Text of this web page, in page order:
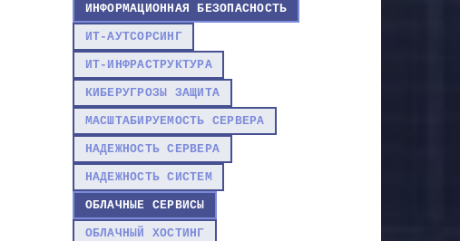
ИНФОРМАЦИОННАЯ БЕЗОПАСНОСТЬ
ИТ-АУТСОРСИНГ
ИТ-ИНФРАСТРУКТУРА
КИБЕРУГРОЗЫ ЗАЩИТА
МАСШТАБИРУЕМОСТЬ СЕРВЕРА
НАДЕЖНОСТЬ СЕРВЕРА
НАДЕЖНОСТЬ СИСТЕМ
ОБЛАЧНЫЕ СЕРВИСЫ
ОБЛАЧНЫЙ ХОСТИНГ